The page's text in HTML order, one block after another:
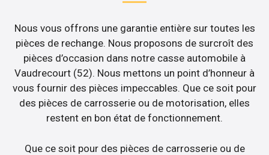
Nous vous offrons une garantie entière sur toutes les
pièces de rechange. Nous proposons de surcroît des
pièces d’occasion dans notre casse automobile à
Vaudrecourt (52). Nous mettons un point d’honneur à
vous fournir des pièces impeccables. Que ce soit pour
des pièces de carrosserie ou de motorisation, elles
restent en bon état de fonctionnement.
Que ce soit pour des pièces de carrosserie ou de